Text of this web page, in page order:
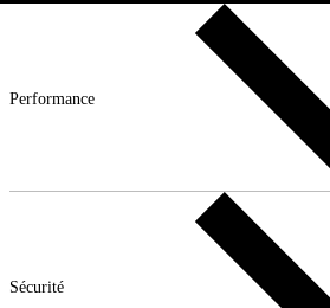
Performance
Sécurité